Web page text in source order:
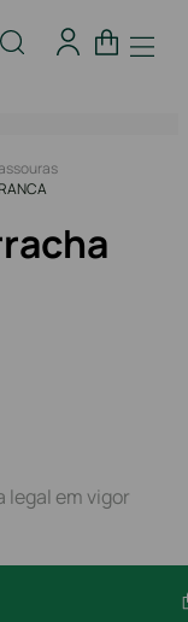
legal em vigor